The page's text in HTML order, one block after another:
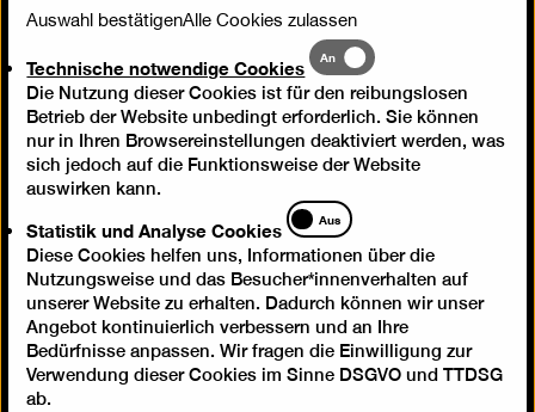
Auswahl bestätigenAlle Cookies zulassen
Technische notwendige Cookies
Technische
notwendige
Cookies
An
Die Nutzung dieser Cookies ist für den reibungslosen
Betrieb der Website unbedingt erforderlich. Sie können
nur in Ihren Browsereinstellungen deaktiviert werden, was
sich jedoch auf die Funktionsweise der Website
auswirken kann.
Statistik und Analyse Cookies
Statistik
und
Analyse
Cookies
Aus
Diese Cookies helfen uns, Informationen über die
Nutzungsweise und das Besucher*innenverhalten auf
unserer Website zu erhalten. Dadurch können wir unser
Angebot kontinuierlich verbessern und an Ihre
Bedürfnisse anpassen. Wir fragen die Einwilligung zur
Verwendung dieser Cookies im Sinne DSGVO und TTDSG
ab.